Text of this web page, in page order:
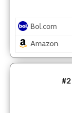
Bol.com
Amazon
#2